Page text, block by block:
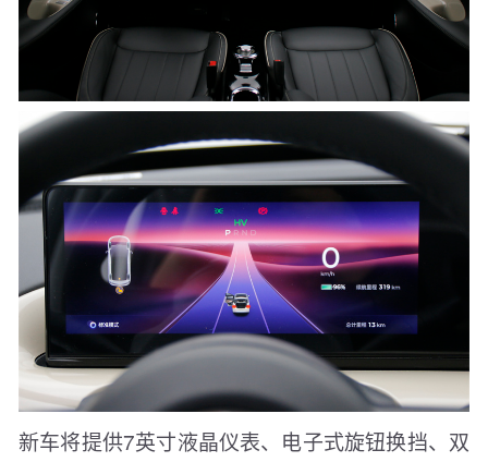
新车将提供7英寸液晶仪表、电子式旋钮换挡、双